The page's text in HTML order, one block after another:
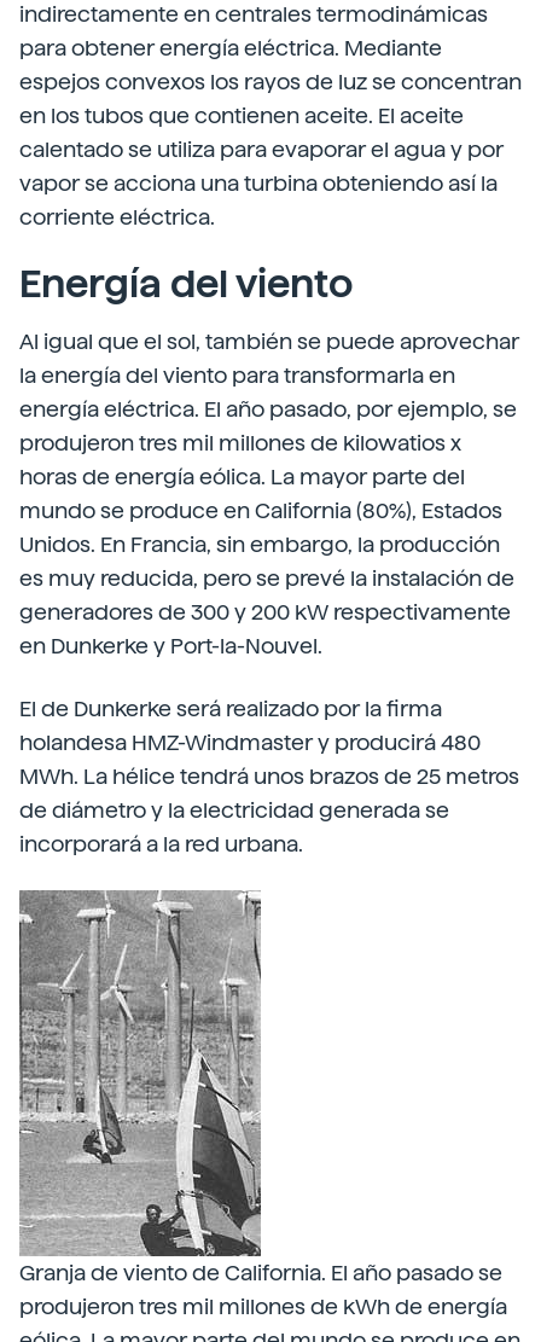
indirectamente en centrales termodinámicas
para obtener energía eléctrica. Mediante
espejos convexos los rayos de luz se concentran
en los tubos que contienen aceite. El aceite
calentado se utiliza para evaporar el agua y por
vapor se acciona una turbina obteniendo así la
corriente eléctrica.
Energía del viento
Al igual que el sol, también se puede aprovechar
la energía del viento para transformarla en
energía eléctrica. El año pasado, por ejemplo, se
produjeron tres mil millones de kilowatios x
horas de energía eólica. La mayor parte del
mundo se produce en California (80%), Estados
Unidos. En Francia, sin embargo, la producción
es muy reducida, pero se prevé la instalación de
generadores de 300 y 200 kW respectivamente
en Dunkerke y Port-la-Nouvel.
El de Dunkerke será realizado por la firma
holandesa HMZ-Windmaster y producirá 480
MWh. La hélice tendrá unos brazos de 25 metros
de diámetro y la electricidad generada se
incorporará a la red urbana.
Granja de viento de California. El año pasado se
produjeron tres mil millones de kWh de energía